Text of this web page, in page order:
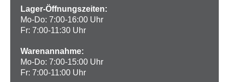
Lager-Öffnungszeiten:
Mo-Do: 7:00-16:00 Uhr
Fr: 7:00-11:30 Uhr
Warenannahme:
Mo-Do: 7:00-15:00 Uhr
Fr: 7:00-11:00 Uhr